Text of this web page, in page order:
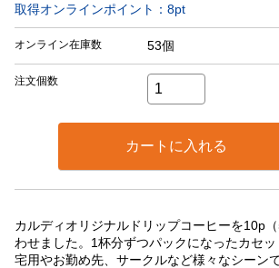
取得オンラインポイント： 8pt
オンライン在庫数 53個
注文個数
カートに入れる
カルディオリジナルドリップコーヒーを10p
わせました。1杯分ずつパックになったカセ
宅用やお勤め先、サークルなど様々なシーン